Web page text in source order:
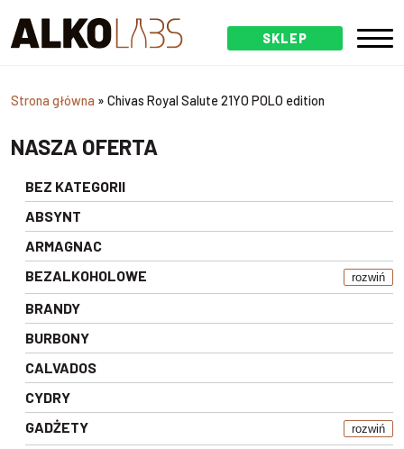
SKLEP
Strona główna » Chivas Royal Salute 21YO POLO edition
NASZA OFERTA
BEZ KATEGORII
ABSYNT
ARMAGNAC
BEZALKOHOLOWE
rozwiń
BRANDY
BURBONY
CALVADOS
CYDRY
GADŻETY
rozwiń